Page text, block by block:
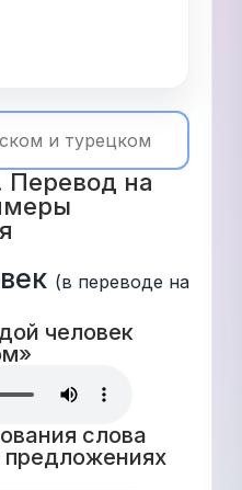
Перевод на
(в переводе на
человек
слова
предложениях